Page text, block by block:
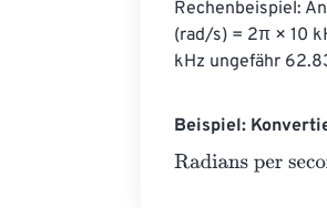
Rechenbeispiel:
(rad/s) = 2π × 10
kHz ungefähr
Beispiel:
Radians per